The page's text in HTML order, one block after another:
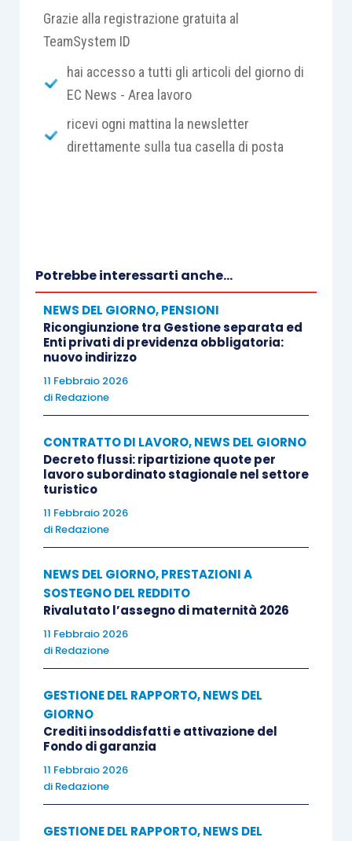
distintamente, l’entità delle prestazioni in
denaro o in natura connesse con lo
svolgimento all’estero del rapporto di
lavoro;
la possibilità per i lavoratori di ottenere il
trasferimento in Italia della quota di valuta
un’assicurazione per ogni viaggio di
andata nel luogo di destinazione e di
rientro dal luogo stesso, per i casi di
morte o di invalidità permanente;
il tipo di sistemazione logistica;
idonee misure in materia di sicurezza.
Grazie alla registrazione gratuita al
TeamSystem ID
hai accesso a tutti gli articoli del giorno di
EC News - Area lavoro
ricevi ogni mattina la newsletter
direttamente sulla tua casella di posta
Potrebbe interessarti anche...
NEWS DEL GIORNO,PENSIONI
Ricongiunzione tra Gestione separata ed
Enti privati di previdenza obbligatoria:
nuovo indirizzo
11 Febbraio 2026
di Redazione
CONTRATTO DI LAVORO,NEWS DEL GIORNO
Decreto flussi: ripartizione quote per
lavoro subordinato stagionale nel settore
turistico
11 Febbraio 2026
di Redazione
NEWS DEL GIORNO,PRESTAZIONI A
SOSTEGNO DEL REDDITO
Rivalutato l’assegno di maternità 2026
11 Febbraio 2026
di Redazione
GESTIONE DEL RAPPORTO,NEWS DEL
GIORNO
Crediti insoddisfatti e attivazione del
Fondo di garanzia
11 Febbraio 2026
di Redazione
GESTIONE DEL RAPPORTO,NEWS DEL